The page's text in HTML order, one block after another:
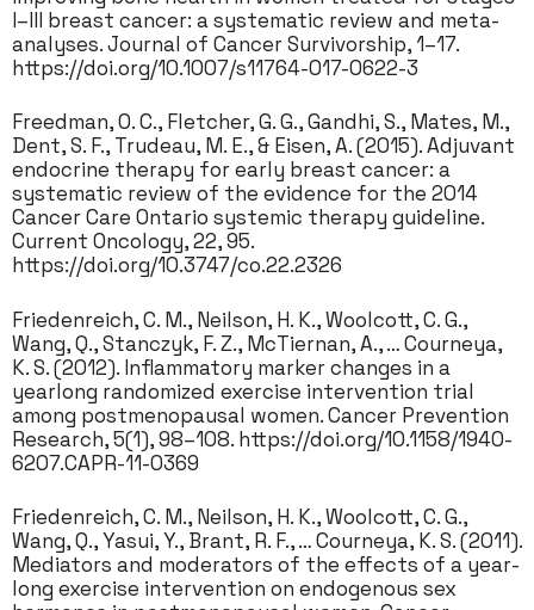
I–III breast cancer: a systematic review and meta-
analyses. Journal of Cancer Survivorship, 1–17.
https://doi.org/10.1007/s11764-017-0622-3
Freedman, O. C., Fletcher, G. G., Gandhi, S., Mates, M.,
Dent, S. F., Trudeau, M. E., & Eisen, A. (2015). Adjuvant
endocrine therapy for early breast cancer: a
systematic review of the evidence for the 2014
Cancer Care Ontario systemic therapy guideline.
Current Oncology, 22, 95.
https://doi.org/10.3747/co.22.2326
Friedenreich, C. M., Neilson, H. K., Woolcott, C. G.,
Wang, Q., Stanczyk, F. Z., McTiernan, A., … Courneya,
K. S. (2012). Inflammatory marker changes in a
yearlong randomized exercise intervention trial
among postmenopausal women. Cancer Prevention
Research, 5(1), 98–108. https://doi.org/10.1158/1940-
6207.CAPR-11-0369
Friedenreich, C. M., Neilson, H. K., Woolcott, C. G.,
Wang, Q., Yasui, Y., Brant, R. F., … Courneya, K. S. (2011).
Mediators and moderators of the effects of a year-
long exercise intervention on endogenous sex